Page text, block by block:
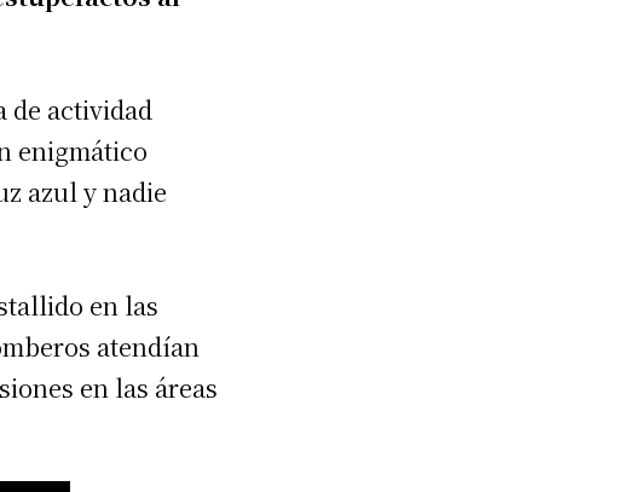
actividad
enigmático
azul y nadie
en las
atendían
en las áreas